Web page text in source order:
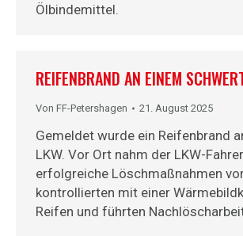
Ölbindemittel.
REIFENBRAND AN EINEM
Von FF-Petershagen 21. August 2025
Gemeldet wurde ein Reifenbrand
LKW. Vor Ort nahm der LKW-
erfolgreiche Löschmaßnahmen
kontrollierten mit einer
Reifen und führten